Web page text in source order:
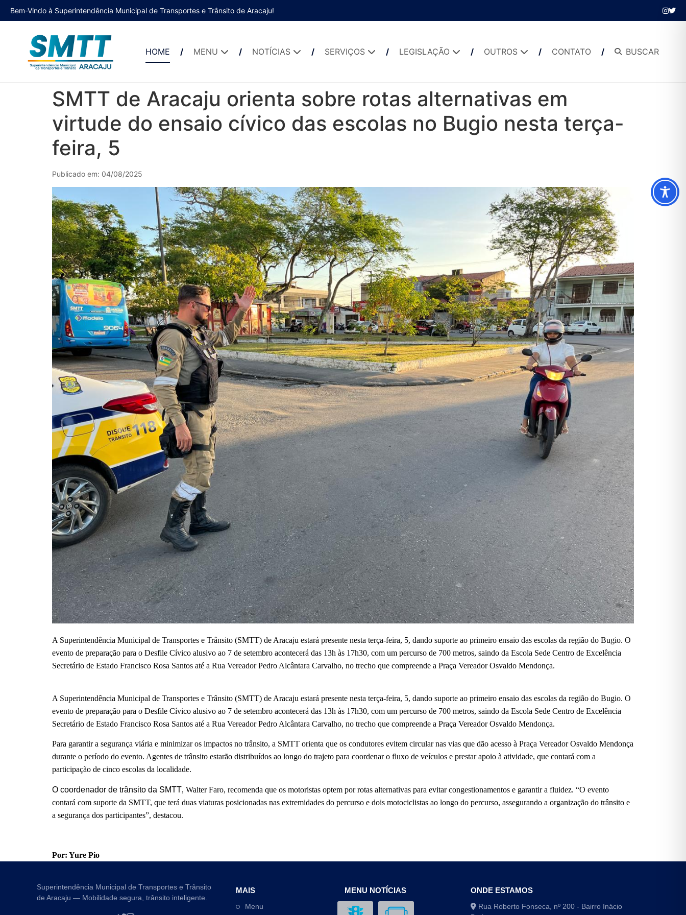
Bem-Vindo à Superintendência Municipal de Transportes e Trânsito de Aracaju!
HOME MENU NOTÍCIAS SERVIÇOS LEGISLAÇÃO OUTROS CONTATO BUSCAR
SMTT de Aracaju orienta sobre rotas alternativas em
virtude do ensaio cívico das escolas no Bugio nesta terça-
feira, 5
Publicado em: 04/08/2025
A Superintendência Municipal de Transportes e Trânsito (SMTT) de Aracaju estará presente nesta terça-feira, 5, dando suporte ao primeiro ensaio das escolas da região do Bugio. O
evento de preparação para o Desfile Cívico alusivo ao 7 de setembro acontecerá das 13h às 17h30, com um percurso de 700 metros, saindo da Escola Sede Centro de Excelência
Secretário de Estado Francisco Rosa Santos até a Rua Vereador Pedro Alcântara Carvalho, no trecho que compreende a Praça Vereador Osvaldo Mendonça.
A Superintendência Municipal de Transportes e Trânsito (SMTT) de Aracaju estará presente nesta terça-feira, 5, dando suporte ao primeiro ensaio das escolas da região do Bugio. O
evento de preparação para o Desfile Cívico alusivo ao 7 de setembro acontecerá das 13h às 17h30, com um percurso de 700 metros, saindo da Escola Sede Centro de Excelência
Secretário de Estado Francisco Rosa Santos até a Rua Vereador Pedro Alcântara Carvalho, no trecho que compreende a Praça Vereador Osvaldo Mendonça.
Para garantir a segurança viária e minimizar os impactos no trânsito, a SMTT orienta que os condutores evitem circular nas vias que dão acesso à Praça Vereador Osvaldo Mendonça
durante o período do evento. Agentes de trânsito estarão distribuídos ao longo do trajeto para coordenar o fluxo de veículos e prestar apoio à atividade, que contará com a
participação de cinco escolas da localidade.
O coordenador de trânsito da SMTT, Walter Faro, recomenda que os motoristas optem por rotas alternativas para evitar congestionamentos e garantir a fluidez. “O evento
contará com suporte da SMTT, que terá duas viaturas posicionadas nas extremidades do percurso e dois motociclistas ao longo do percurso, assegurando a organização do trânsito e
a segurança dos participantes”, destacou.
Por: Yure Pio
Superintendência Municipal de Transportes e Trânsito
de Aracaju — Mobilidade segura, trânsito inteligente.
MAIS
Menu
MENU NOTÍCIAS ONDE ESTAMOS
Rua Roberto Fonseca, nº 200 - Bairro Inácio